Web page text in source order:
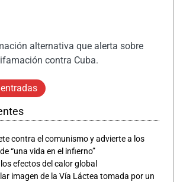
alternativa que alerta sobre
contra Cuba.
contra el comunismo y advierte a los
“una vida en el infierno”
efectos del calor global
imagen de la Vía Láctea tomada por un